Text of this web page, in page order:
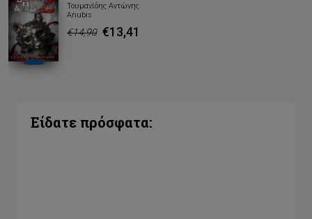
Τουμανίδης Αντώνης
Anubis
€14,90 €13,41
Είδατε πρόσφατα: